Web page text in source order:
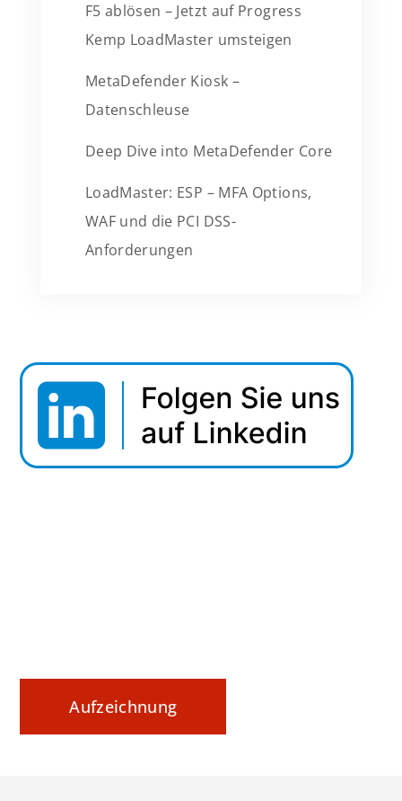
F5 ablösen – Jetzt auf Progress
Kemp LoadMaster umsteigen
MetaDefender Kiosk –
Datenschleuse
Deep Dive into MetaDefender Core
LoadMaster: ESP – MFA Options,
WAF und die PCI DSS-
Anforderungen
Aufzeichnung